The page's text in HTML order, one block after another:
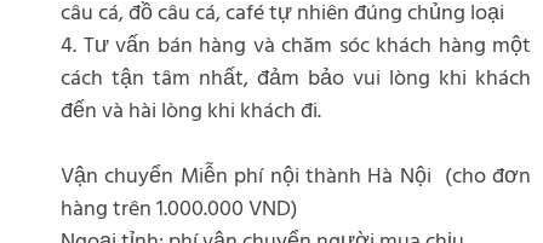
câu cá, đồ câu cá, café tự nhiên đúng chủng loại
4. Tư vấn bán hàng và chăm sóc khách hàng một
cách tận tâm nhất, đảm bảo vui lòng khi khách
đến và hài lòng khi khách đi.
Vận chuyển Miễn phí nội thành Hà Nội (cho đơn
hàng trên 1.000.000 VND)